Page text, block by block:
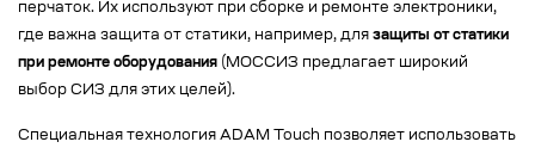
перчаток. Их используют при сборке и ремонте электроники,
где важна защита от статики, например, для защиты от статики
при ремонте оборудования (МОССИЗ предлагает широкий
выбор СИЗ для этих целей).
Специальная технология ADAM Touch позволяет использовать